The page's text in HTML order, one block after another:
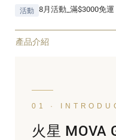
活動 8月活動_滿$3000免運
產品介紹
01 ·
火星 MOVA